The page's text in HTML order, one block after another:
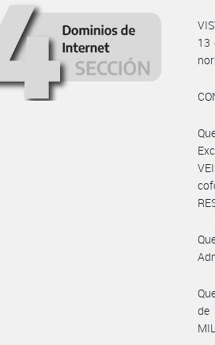
13
de